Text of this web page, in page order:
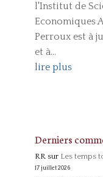
l'Institut de
Economiques
Perroux est à
et à...
lire plus
Derniers
RRsur Les temps
17 juillet 2026